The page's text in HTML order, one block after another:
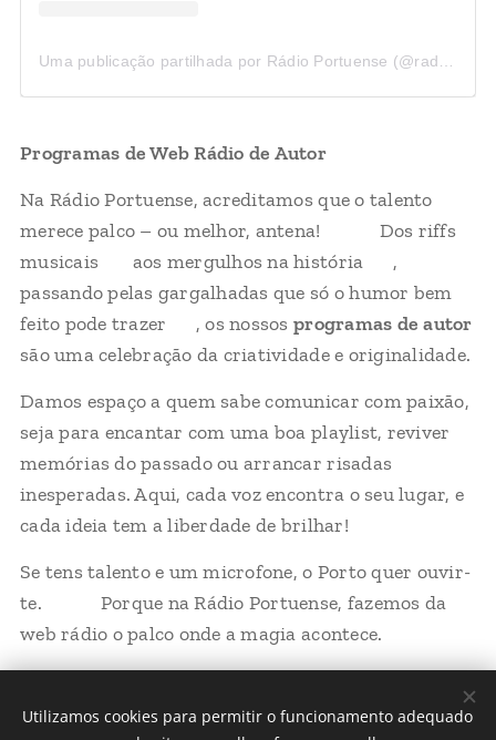
Programas de Web Rádio de Autor
Na Rádio Portuense, acreditamos que o talento
merece palco – ou melhor, antena! 📻💡 Dos riffs
musicais 🎸 aos mergulhos na história 📜,
passando pelas gargalhadas que só o humor bem
feito pode trazer 😂, os nossos programas de autor
são uma celebração da criatividade e originalidade.
Damos espaço a quem sabe comunicar com paixão,
seja para encantar com uma boa playlist, reviver
memórias do passado ou arrancar risadas
inesperadas. Aqui, cada voz encontra o seu lugar, e
cada ideia tem a liberdade de brilhar! 🌟
Se tens talento e um microfone, o Porto quer ouvir-
te. 🎧📢 Porque na Rádio Portuense, fazemos da
web rádio o palco onde a magia acontece. ✨🎶
Utilizamos cookies para permitir o funcionamento adequado